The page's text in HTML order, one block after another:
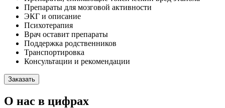
Препараты для мозговой активности
ЭКГ и описание
Психотерапия
Врач оставит препараты
Поддержка родственников
Транспортировка
Консультации и рекомендации
Заказать
О нас в цифрах